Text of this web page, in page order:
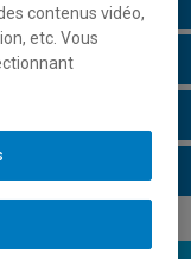
contenus vidéo,
etc. Vous